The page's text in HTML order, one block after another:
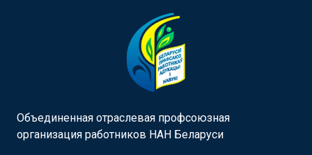
Объединенная отраслевая профсоюзная
организация работников НАН Беларуси